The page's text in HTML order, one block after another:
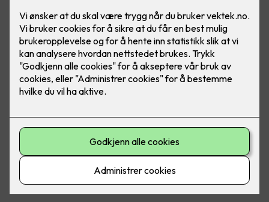
Med ferdig montert får du:
Pakkepris på produkt og montering
Jobben gjort, trygt og enkelt for deg